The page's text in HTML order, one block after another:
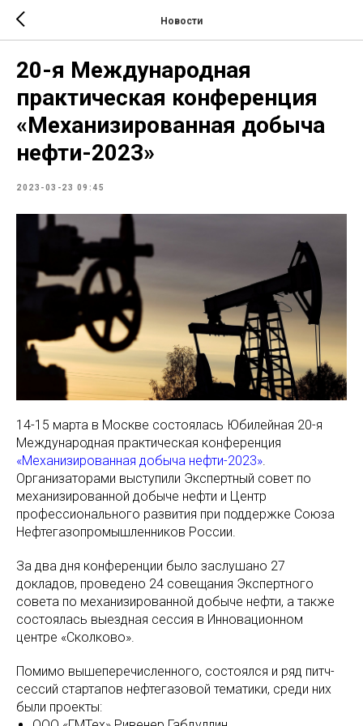
Новости
20-я Международная
практическая конференция
«Механизированная добыча
нефти-2023»
2023-03-23 09:45
14-15 марта в Москве состоялась Юбилейная 20-я
Международная практическая конференция
«Механизированная добыча нефти-2023»
Организаторами выступили Экспертный совет по
механизированной добыче нефти и Центр
профессионального развития при поддержке Союза
Нефтегазопромышленников России.
За два дня конференции было заслушано 27
докладов, проведено 24 совещания Экспертного
совета по механизированной добыче нефти, а также
состоялась выездная сессия в Инновационном
центре «Сколково».
Помимо вышеперечисленного, состоялся и ряд питч-
сессий стартапов нефтегазовой тематики, среди них
были проекты: